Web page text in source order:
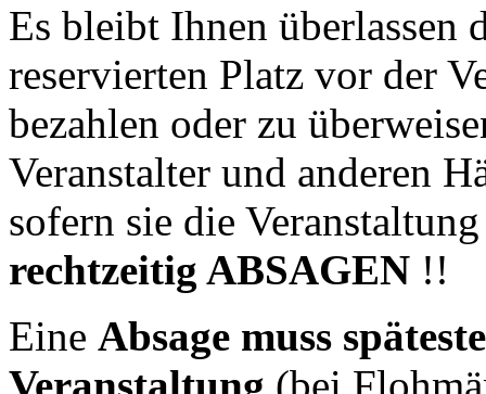
Es bleibt Ihnen überlassen
reservierten Platz vor der
bezahlen oder zu
Veranstalter und anderen
sofern sie die
rechtzeitig ABSAGEN !!
Eine Absage muss
Veranstaltung (bei